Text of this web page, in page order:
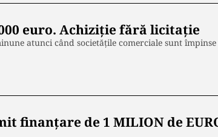
euro. Achiziție fără licitație
atunci când societățile comerciale sunt împinse
finanțare de 1 MILION de